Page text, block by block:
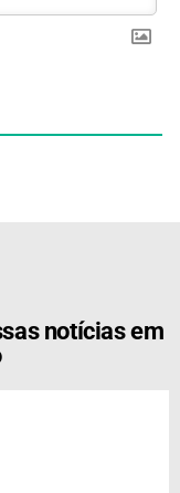
notícias em